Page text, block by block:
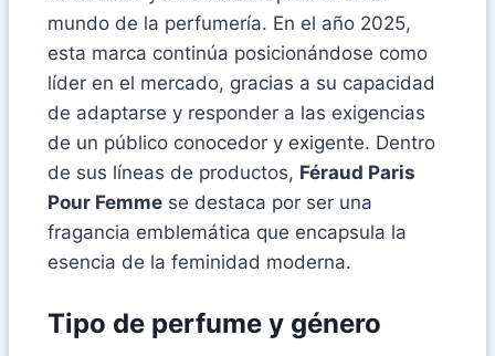
mundo de la perfumería. En el año 2025,
esta marca continúa posicionándose como
líder en el mercado, gracias a su capacidad
de adaptarse y responder a las exigencias
de un público conocedor y exigente. Dentro
de sus líneas de productos, Féraud Paris
Pour Femme se destaca por ser una
fragancia emblemática que encapsula la
esencia de la feminidad moderna.
Tipo de perfume y género